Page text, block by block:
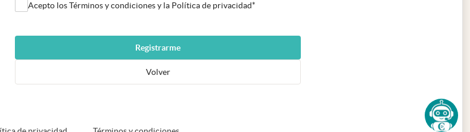
Acepto los Términos y condiciones y la Política de privacidad*
Registrarme
Volver